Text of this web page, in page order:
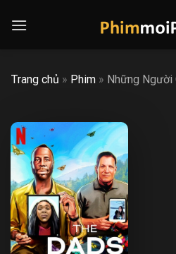
Trang chủ » Phim » Những Người